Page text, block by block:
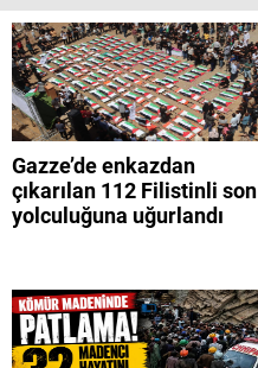
Gazze’de enkazdan
çıkarılan 112 Filistinli son
yolculuğuna uğurlandı